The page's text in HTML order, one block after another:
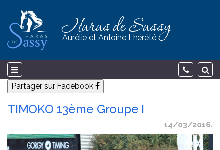
Haras de Sassy
Aurélie et Antoine Lhérété
Partager sur Facebook
TIMOKO 13ème Groupe I
14/03/2016.